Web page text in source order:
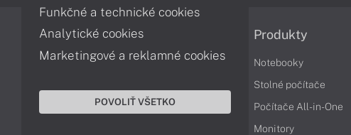
Informácie
Obchodné podmienky
Ochrana osobných údajov
Produkty
Notebooky
Stolné počítače
Počítače All-in-One
Monitory
Funkčné a technické cookies
Analytické cookies
Marketingové a reklamné cookies
POVOLIŤ VŠETKO